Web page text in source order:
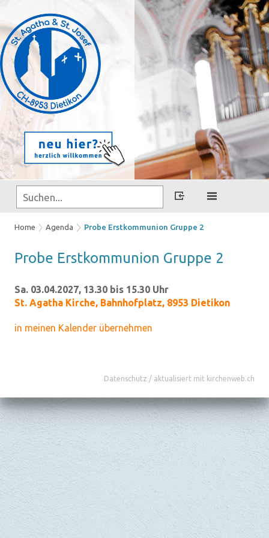
Home Agenda Probe Erstkommunion Gruppe 2
Probe Erst­kom­mu­ni­on Grup­pe 2
Sa. 03.04.2027, 13.30 bis 15.30 Uhr
St. Agatha Kirche, Bahnhofplatz, 8953 Dietikon
in meinen Kalender übernehmen
Datenschutz / aktualisiert mit kirchenweb.ch